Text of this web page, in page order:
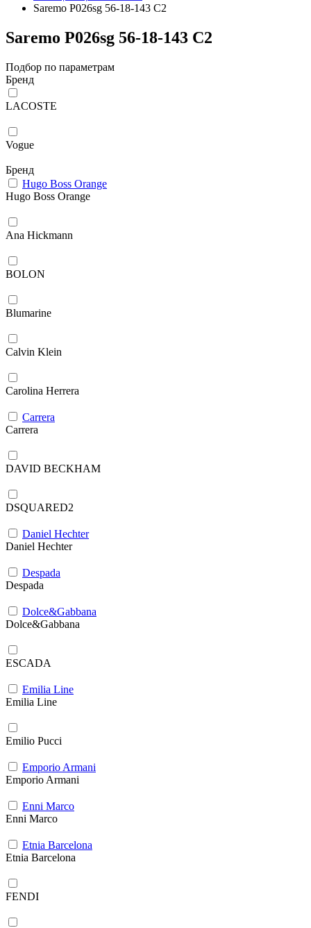
Saremo P026sg 56-18-143 C2
Saremo P026sg 56-18-143 C2
Подбор по параметрам
Бренд
LACOSTE
Vogue
Бренд
Hugo Boss Orange
Hugo Boss Orange
Ana Hickmann
BOLON
Blumarine
Calvin Klein
Carolina Herrera
Carrera
Carrera
DAVID BECKHAM
DSQUARED2
Daniel Hechter
Daniel Hechter
Despada
Despada
Dolce&Gabbana
Dolce&Gabbana
ESCADA
Emilia Line
Emilia Line
Emilio Pucci
Emporio Armani
Emporio Armani
Enni Marco
Enni Marco
Etnia Barcelona
Etnia Barcelona
FENDI